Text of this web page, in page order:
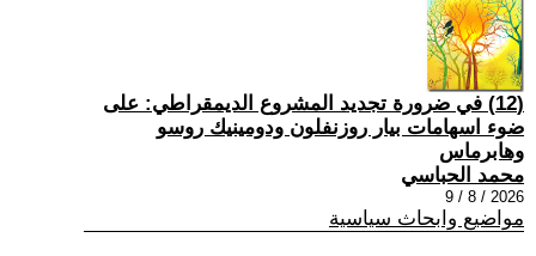
(12) في ضرورة تجديد المشروع الديمقراطي: على
ضوء اسهامات بيار روزنفلون ودومينيك روسو
وهابرماس
محمد الحباسي
2026 / 8 / 9
مواضيع وابحاث سياسية